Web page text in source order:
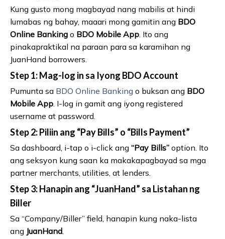
Kung gusto mong magbayad nang mabilis at hindi
lumabas ng bahay, maaari mong gamitin ang BDO
Online Banking o BDO Mobile App. Ito ang
pinakapraktikal na paraan para sa karamihan ng
JuanHand borrowers.
Step 1: Mag-log in sa Iyong BDO Account
Pumunta sa BDO Online Banking o buksan ang BDO
Mobile App. I-log in gamit ang iyong registered
username at password.
Step 2: Piliin ang “Pay Bills” o “Bills Payment”
Sa dashboard, i-tap o i-click ang “Pay Bills” option. Ito
ang seksyon kung saan ka makakapagbayad sa mga
partner merchants, utilities, at lenders.
Step 3: Hanapin ang “JuanHand” sa Listahan ng
Biller
Sa “Company/Biller” field, hanapin kung naka-lista
ang JuanHand.